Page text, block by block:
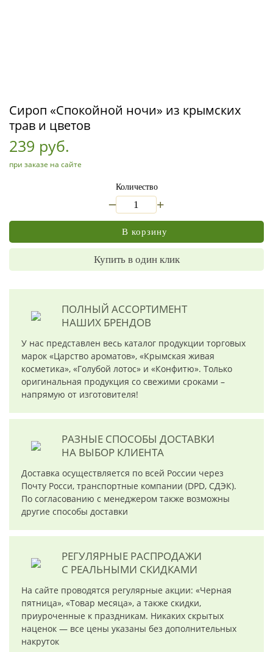
Сироп «Спокойной ночи» из крымских
трав и цветов
239 руб.
при заказе на сайте
Количество
+
В корзину
Купить в один клик
ПОЛНЫЙ АССОРТИМЕНТ
НАШИХ БРЕНДОВ
У нас представлен весь каталог продукции торговых
марок «Царство ароматов», «Крымская живая
косметика», «Голубой лотос» и «Конфитю». Только
оригинальная продукция со свежими сроками –
напрямую от изготовителя!
РАЗНЫЕ СПОСОБЫ ДОСТАВКИ
НА ВЫБОР КЛИЕНТА
Доставка осуществляется по всей России через
Почту Росси, транспортные компании (DPD, СДЭК).
По согласованию с менеджером также возможны
другие способы доставки
РЕГУЛЯРНЫЕ РАСПРОДАЖИ
С РЕАЛЬНЫМИ СКИДКАМИ
На сайте проводятся регулярные акции: «Черная
пятница», «Товар месяца», а также скидки,
приуроченные к праздникам. Никаких скрытых
наценок — все цены указаны без дополнительных
накруток